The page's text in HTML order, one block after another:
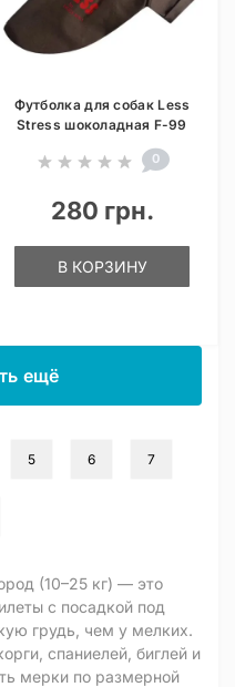
Футболка для собак Less
Stress шоколадная F-99
0
280 грн.
В КОРЗИНУ
ещё
5 6 7
(10–25 кг) — это
с посадкой под
грудь, чем у мелких.
спаниелей, биглей и
мерки по размерной